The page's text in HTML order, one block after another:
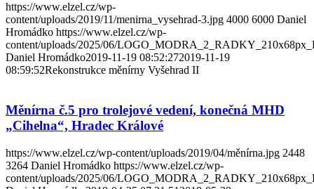
https://www.elzel.cz/wp-
content/uploads/2019/11/menirna_vysehrad-3.jpg 4000 6000 Daniel
Hromádko https://www.elzel.cz/wp-
content/uploads/2025/06/
Daniel Hromádko2019-11-19 08:52:272019-11-19
08:59:52Rekonstrukce měnírny Vyšehrad II
Měnírna č.5 pro trolejové vedení, konečná MHD
„Cihelna“, Hradec Králové
https://www.elzel.cz/wp-content/uploads/2019/04/měnírna.jpg 2448
3264 Daniel Hromádko https://www.elzel.cz/wp-
content/uploads/2025/06/